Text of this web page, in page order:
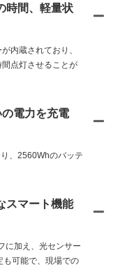
時間、軽量状
内蔵されており、
点灯させることが
電力を充電
、2560Whのバッテ
スマート機能
に加え、光センサー
も可能で、現場での